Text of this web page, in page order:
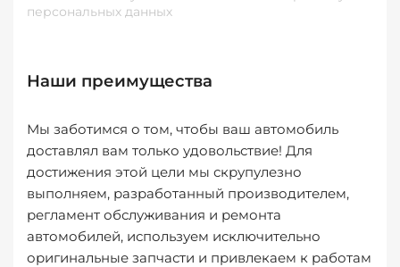
персональных данных
Наши преимущества
Мы заботимся о том, чтобы ваш автомобиль
доставлял вам только удовольствие! Для
достижения этой цели мы скрупулезно
выполняем, разработанный производителем,
регламент обслуживания и ремонта
автомобилей, используем исключительно
оригинальные запчасти и привлекаем к работам